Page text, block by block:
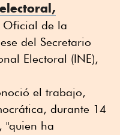
Oficial de la
del Secretario
Electoral (INE),
el trabajo,
durante 14
"quien ha